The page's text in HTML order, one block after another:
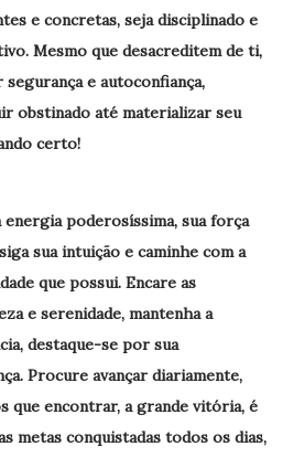
e concretas, seja disciplinado e
Mesmo que desacreditem de ti,
e autoconfiança,
obstinado até materializar seu
certo!
poderosíssima, sua força
sua intuição e caminhe com a
que possui. Encare as
e serenidade, mantenha a
destaque-se por sua
Procure avançar diariamente,
que encontrar, a grande vitória, é
metas conquistadas todos os dias,